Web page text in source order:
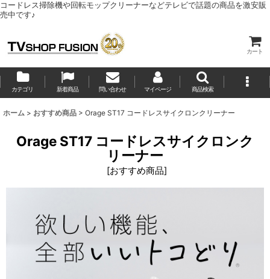
コードレス掃除機や回転モップクリーナーなどテレビで話題の商品を激安販
売中です♪
カート
カテゴリ 新着商品 問い合わせ マイページ 商品検索
ホーム > おすすめ商品 > Orage ST17 コードレスサイクロンクリーナー
Orage ST17 コードレスサイクロンク
リーナー
[おすすめ商品]